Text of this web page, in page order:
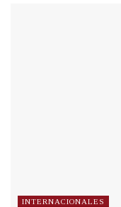
INTERNACIONALES